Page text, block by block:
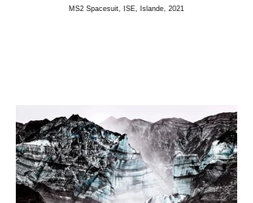
MS2 Spacesuit, ISE, Islande, 2021